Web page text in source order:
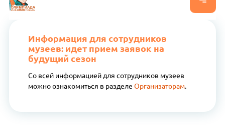
Информация для сотрудников
музеев: идет прием заявок на
будущий сезон
Со всей информацией для сотрудников музеев
можно ознакомиться в разделе Организаторам.